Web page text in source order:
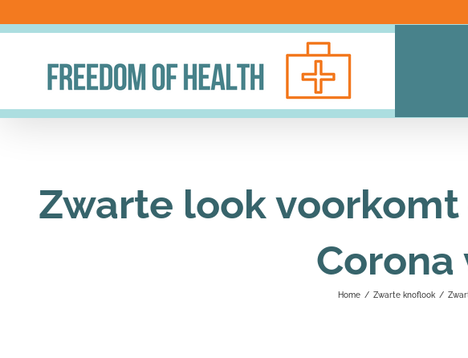
naar
Zwarte look
Corona
Home / Zwarte knoflook /